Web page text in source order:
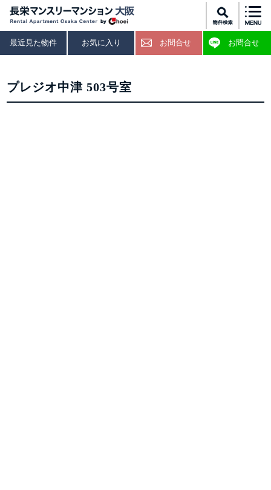
最近見た物件 お気に入り お問合せ お問合せ
プレジオ中津 503号室